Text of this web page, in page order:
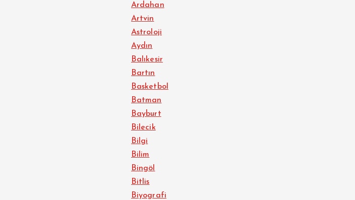
Ardahan
Artvin
Astroloji
Aydın
Balıkesir
Bartın
Basketbol
Batman
Bayburt
Bilecik
Bilgi
Bilim
Bingöl
Bitlis
Biyografi